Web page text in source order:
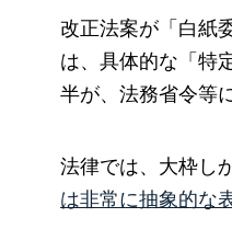
改正法案が「白紙
は、具体的な「特
半が、法務省令等
法律では、大枠し
は非常に抽象的な